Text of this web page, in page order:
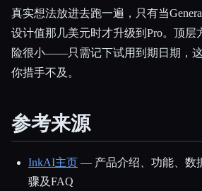
真实想法放进去跑一遍，只有当
设计值那几美元时才升级到Pro。顶层
险很小——只需记下试用到期日期，
你措手不及。
参考来源
InkAI主页 — 产品介绍、功能、数
骤及FAQ